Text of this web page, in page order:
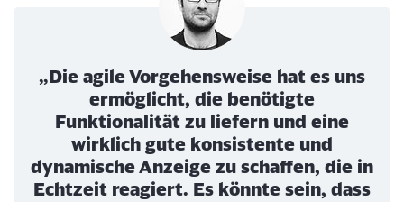
„Die agile Vorgehensweise hat es uns
ermöglicht, die benötigte
Funktionalität zu liefern und eine
wirklich gute konsistente und
dynamische Anzeige zu schaffen, die in
Echtzeit reagiert. Es könnte sein, dass